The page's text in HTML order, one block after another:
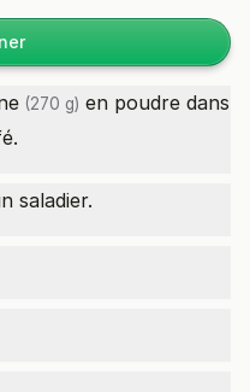
(270 g) en poudre dans
saladier.